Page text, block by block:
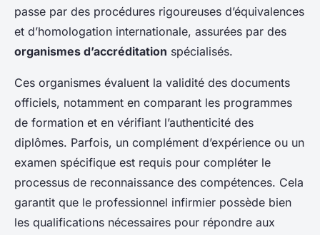
passe par des procédures rigoureuses d’équivalences
et d’homologation internationale, assurées par des
organismes d’accréditation spécialisés.
Ces organismes évaluent la validité des documents
officiels, notamment en comparant les programmes
de formation et en vérifiant l’authenticité des
diplômes. Parfois, un complément d’expérience ou un
examen spécifique est requis pour compléter le
processus de reconnaissance des compétences. Cela
garantit que le professionnel infirmier possède bien
les qualifications nécessaires pour répondre aux